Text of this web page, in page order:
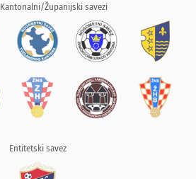
Županijski savezi
Entitetski savez